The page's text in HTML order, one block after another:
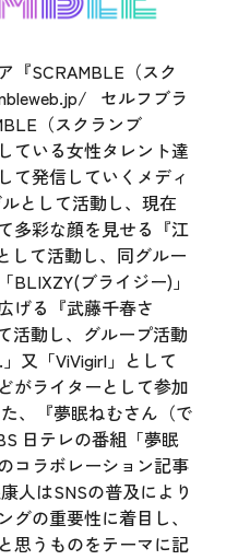
『SCRAMBLE（スク
セルフブラ
（スクランブ
ている女性タレント達
て発信していくメディ
として活動し、現在
多彩な顔を見せる『江
して活動し、同グルー
BLIXZY(ブライジー)」
げる『武藤千春さ
活動し、グループ活動
又「ViVigirl」として
がライターとして参加
、『夢眠ねむさん（で
日テレの番組「夢眠
コラボレーション記事
人はSNSの普及により
の重要性に着目し、
思うものをテーマに記